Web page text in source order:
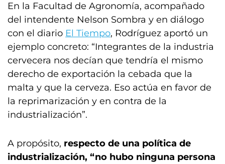
En la Facultad de Agronomía, acompañado
del intendente Nelson Sombra y en diálogo
con el diario El Tiempo, Rodríguez aportó un
ejemplo concreto: “Integrantes de la industria
cervecera nos decían que tendría el mismo
derecho de exportación la cebada que la
malta y que la cerveza. Eso actúa en favor de
la reprimarización y en contra de la
industrialización”.
A propósito, respecto de una política de
industrialización, “no hubo ninguna persona